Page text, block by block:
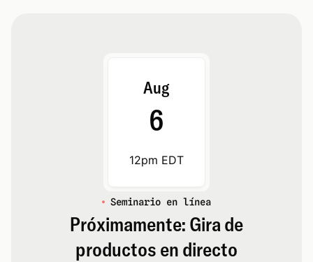
Aug
6
12pm EDT
Seminario en línea
Próximamente: Gira de
productos en directo